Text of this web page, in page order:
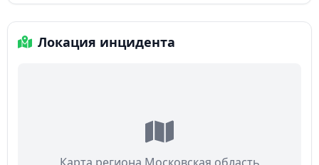
Локация инцидента